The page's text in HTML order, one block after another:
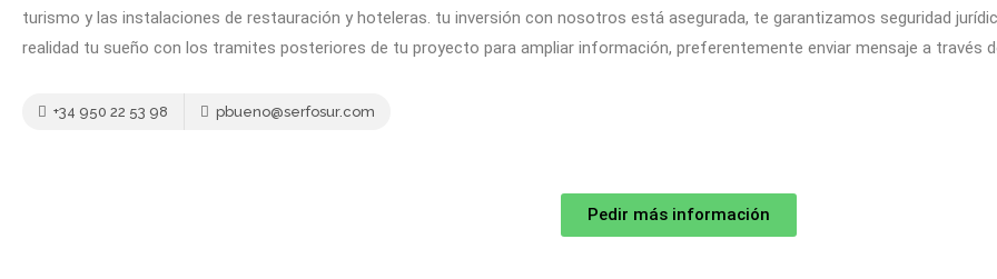
turismo y las instalaciones de restauración y hoteleras. tu inversión con nosotros está asegurada, te garantizamos seguridad
realidad tu sueño con los tramites posteriores de tu proyecto para ampliar información, preferentemente enviar mensaje a través
+34 950 22 53 98 pbueno@serfosur.com
Pedir más información